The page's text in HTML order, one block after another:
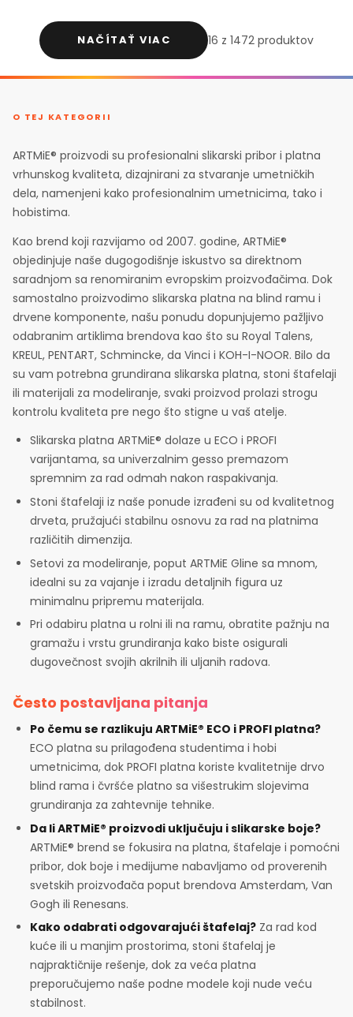
NAČÍTAŤ VIAC 16 z 1472 produktov
O TEJ KATEGORII
ARTMiE® proizvodi su profesionalni slikarski pribor i platna
vrhunskog kvaliteta, dizajnirani za stvaranje umetničkih
dela, namenjeni kako profesionalnim umetnicima, tako i
hobistima.
Kao brend koji razvijamo od 2007. godine, ARTMiE®
objedinjuje naše dugogodišnje iskustvo sa direktnom
saradnjom sa renomiranim evropskim proizvođačima. Dok
samostalno proizvodimo slikarska platna na blind ramu i
drvene komponente, našu ponudu dopunjujemo pažljivo
odabranim artiklima brendova kao što su Royal Talens,
KREUL, PENTART, Schmincke, da Vinci i KOH-I-NOOR. Bilo da
su vam potrebna grundirana slikarska platna, stoni štafelaji
ili materijali za modeliranje, svaki proizvod prolazi strogu
kontrolu kvaliteta pre nego što stigne u vaš atelje.
Slikarska platna ARTMiE® dolaze u ECO i PROFI
varijantama, sa univerzalnim gesso premazom
spremnim za rad odmah nakon raspakivanja.
Stoni štafelaji iz naše ponude izrađeni su od kvalitetnog
drveta, pružajući stabilnu osnovu za rad na platnima
različitih dimenzija.
Setovi za modeliranje, poput ARTMiE Gline sa mnom,
idealni su za vajanje i izradu detaljnih figura uz
minimalnu pripremu materijala.
Pri odabiru platna u rolni ili na ramu, obratite pažnju na
gramažu i vrstu grundiranja kako biste osigurali
dugovečnost svojih akrilnih ili uljanih radova.
Često postavljana pitanja
Po čemu se razlikuju ARTMiE® ECO i PROFI platna?
ECO platna su prilagođena studentima i hobi
umetnicima, dok PROFI platna koriste kvalitetnije drvo
blind rama i čvršće platno sa višestrukim slojevima
grundiranja za zahtevnije tehnike.
Da li ARTMiE® proizvodi uključuju i slikarske boje?
ARTMiE® brend se fokusira na platna, štafelaje i pomoćni
pribor, dok boje i medijume nabavljamo od proverenih
svetskih proizvođača poput brendova Amsterdam, Van
Gogh ili Renesans.
Kako odabrati odgovarajući štafelaj? Za rad kod
kuće ili u manjim prostorima, stoni štafelaj je
najpraktičnije rešenje, dok za veća platna
preporučujemo naše podne modele koji nude veću
stabilnost.